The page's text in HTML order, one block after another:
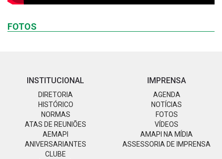
FOTOS
INSTITUCIONAL
DIRETORIA
HISTÓRICO
NORMAS
ATAS DE REUNIÕES
AEMAPI
ANIVERSARIANTES
CLUBE
IMPRENSA
AGENDA
NOTÍCIAS
FOTOS
VÍDEOS
AMAPI NA MÍDIA
ASSESSORIA DE IMPRENSA